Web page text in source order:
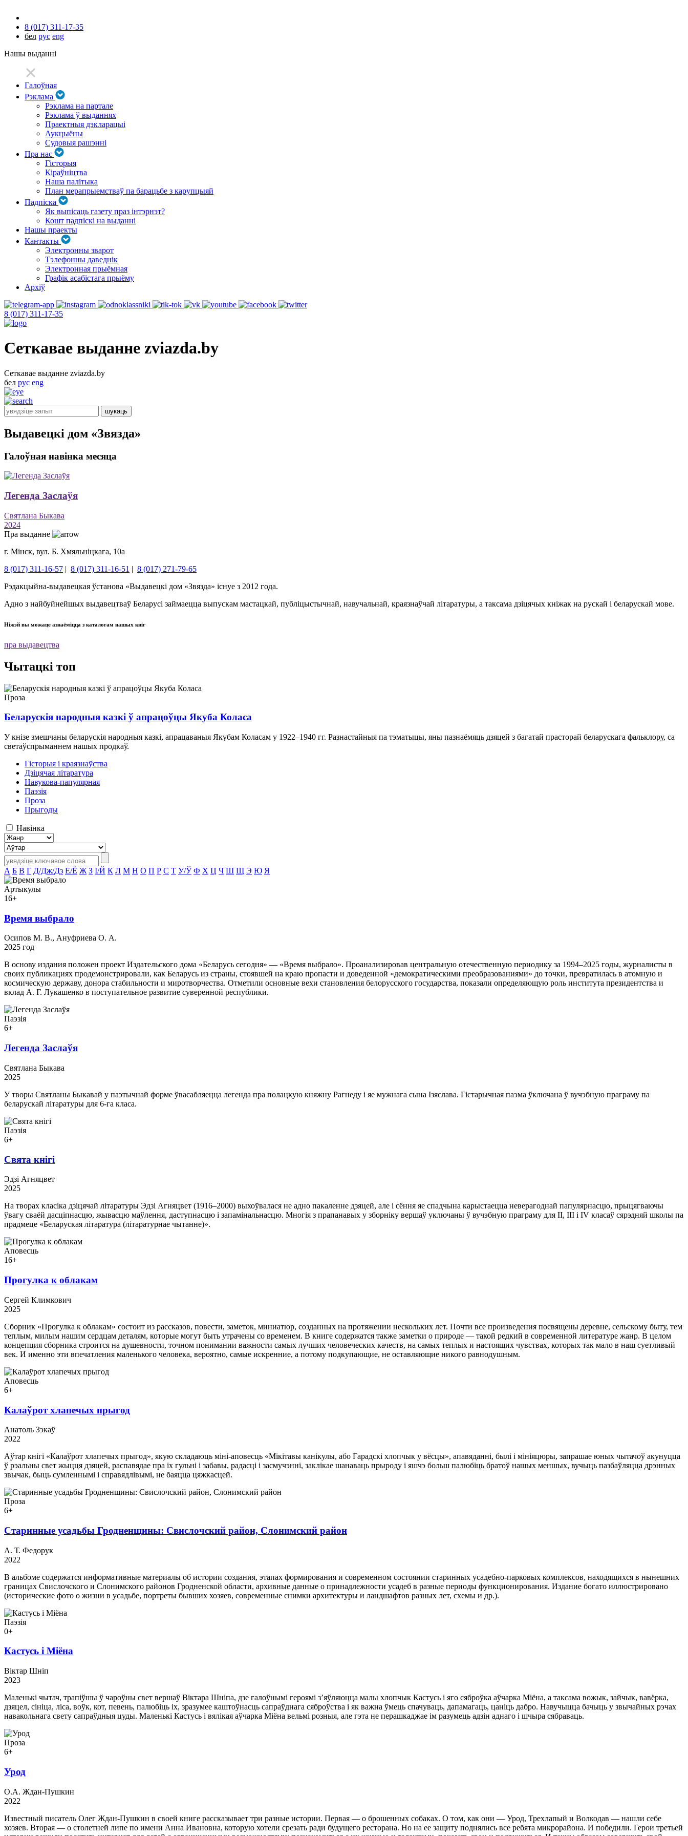
8 (017) 311-17-35
бел рус eng
Нашы выданні
Галоўная
Рэклама
Рэклама на партале
Рэклама ў выданнях
Праектныя дэкларацыі
Аукцыёны
Судовыя рашэнні
Пра нас
Гісторыя
Кіраўніцтва
Наша палітыка
План мерапрыемстваў па барацьбе з карупцыяй
Падпіска
Як выпісаць газету праз інтэрнэт?
Кошт падпіскі на выданні
Нашы праекты
Кантакты
Электронны зварот
Тэлефонны даведнік
Электронная прыёмная
Графік асабістага прыёму
Архіў
8 (017) 311-17-35
Сеткавае выданне zviazda.by
Сеткавае выданне zviazda.by
бел рус eng
Выдавецкі дом «Звязда»
Галоўная навінка месяца
Легенда Заслаўя
Святлана Быкава
2024
Пра выданне
г. Мінск, вул. Б. Хмяльніцкага, 10а
8 (017) 311-16-57 | 8 (017) 311-16-51 | 8 (017) 271-79-65
Рэдакцыйна-выдавецкая ўстанова «Выдавецкі дом «Звязда» існуе з 2012 года.
Адно з найбуйнейшых выдавецтваў Беларусі займаецца выпускам мастацкай, публіцыстычнай, навучальнай, краязнаўчай літаратуры, а таксама дзіцячых кніжак на рускай і беларускай мове.
Ніжэй вы можаце азнаёміцца ​​з каталогам нашых кніг
пра выдавецтва
Чытацкі топ
Проза
Беларускія народныя казкі ў апрацоўцы Якуба Коласа
У кнізе змешчаны беларускія народныя казкі, апрацаваныя Якубам Коласам у 1922–1940 гг. Разнастайныя па тэматыцы, яны пазнаёмяць дзяцей з багатай прасторай беларускага фальклору, са
светаўспрыманнем нашых продкаў.
Гісторыя і краязнаўства
Дзіцячая літаратура
Навукова-папулярная
Паэзія
Проза
Прыгоды
Навінка
А Б В Г Д/Дж/Дз Е/Ё Ж З І/Й К Л М Н О П Р С Т У/Ў Ф Х Ц Ч Ш Щ Э Ю Я
Артыкулы
16+
Время выбрало
Осипов М. В., Ануфриева О. А.
2025 год
В основу издания положен проект Издательского дома «Беларусь сегодня» — «Время выбрало». Проанализировав центральную отечественную периодику за 1994–2025 годы, журналисты в
своих публикациях продемонстрировали, как Беларусь из страны, стоявшей на краю пропасти и доведенной «демократическими преобразованиями» до точки, превратилась в атомную и
космическую державу, донора стабильности и миротворчества. Отметили основные вехи становления белорусского государства, показали определяющую роль института президентства и
вклад А. Г. Лукашенко в поступательное развитие суверенной республики.
Паэзія
6+
Легенда Заслаўя
Святлана Быкава
2025
У творы Святланы Быкавай у паэтычнай форме ўвасабляецца легенда пра полацкую княжну Рагнеду і яе мужнага сына Ізяслава. Гістарычная паэма ўключана ў вучэбную праграму па
беларускай літаратуры для 6-га класа.
Паэзія
6+
Свята кнігі
Эдзі Агняцвет
2025
На творах класіка дзіцячай літаратуры Эдзі Агняцвет (1916–2000) выхоўвалася не адно пакаленне дзяцей, але і сёння яе спадчына карыстаецца неверагоднай папулярнасцю, прыцягваючы
ўвагу сваёй дасціпнасцю, жывасцю маўлення, даступнасцю і запамінальнасцю. Многія з прапанавых у зборніку вершаў уключаны ў вучэбную праграму для II, III і IV класаў сярэдняй школы па
прадмеце «Беларуская літаратура (літаратурнае чытанне)».
Аповесць
16+
Прогулка к облакам
Сергей Климкович
2025
Сборник «Прогулка к облакам» состоит из рассказов, повести, заметок, миниатюр, созданных на протяжении нескольких лет. Почти все произведения посвящены деревне, сельскому быту, тем
теплым, милым нашим сердцам деталям, которые могут быть утрачены со временем. В книге содержатся также заметки о природе — такой редкий в современной литературе жанр. В целом
концепция сборника строится на душевности, точном понимании важности самых лучших человеческих качеств, на самых теплых и настоящих чувствах, которых так мало в наш суетливый
век. И именно эти впечатления маленького человека, вероятно, самые искренние, а потому подкупающие, не оставляющие никого равнодушным.
Аповесць
6+
Калаўрот хлапечых прыгод
Анатоль Зэкаў
2022
Аўтар кнігі «Калаўрот хлапечых прыгод», якую складаюць міні-аповесць «Мікітавы канікулы, або Гарадскі хлопчык у вёсцы», апавяданні, былі і мініяцюры, запрашае юных чытачоў акунуцца
ў рэальны свет жыцця дзяцей, распавядае пра іх гульні і забавы, радасці і засмучэнні, заклікае шанаваць прыроду і яшчэ больш палюбіць братоў нашых меншых, вучыць пазбаўляцца дрэнных
звычак, быць сумленнымі і справядлівымі, не баяцца цяжкасцей.
Проза
6+
Старинные усадьбы Гродненщины: Свислочский район, Слонимский район
А. Т. Федорук
2022
В альбоме содержатся информативные материалы об истории создания, этапах формирования и современном состоянии старинных усадебно-парковых комплексов, находящихся в нынешних
границах Свислочского и Слонимского районов Гродненской области, архивные данные о принадлежности усадеб в разные периоды функционирования. Издание богато иллюстрировано
(исторические фото о жизни в усадьбе, портреты бывших хозяев, современные снимки архитектуры и ландшафтов разных лет, схемы и др.).
Паэзія
0+
Кастусь і Міёна
Віктар Шніп
2023
Маленькі чытач, трапіўшы ў чароўны свет вершаў Віктара Шніпа, дзе галоўнымі героямі з’яўляюцца малы хлопчык Кастусь і яго сяброўка аўчарка Міёна, а таксама вожык, зайчык, вавёрка,
дзяцел, сініца, ліса, воўк, кот, певень, палюбіць іх, зразумее каштоўнасць сапраўднага сяброўства і як важна ўмець спачуваць, дапамагаць, цаніць дабро. Навучыцца бачыць у звычайных рэчах
навакольнага свету сапраўдныя цуды. Маленькі Кастусь і вялікая аўчарка Міёна вельмі розныя, але гэта не перашкаджае ім разумець адзін аднаго і шчыра сябраваць.
Проза
6+
Урод
О.А. Ждан-Пушкин
2022
Известный писатель Олег Ждан-Пушкин в своей книге рассказывает три разные истории. Первая — о брошенных собаках. О том, как они — Урод, Трехлапый и Волкодав — нашли себе
хозяев. Вторая — о столетней липе по имени Анна Ивановна, которую хотели срезать ради будущего ресторана. Но на ее защиту поднялись все ребята микрорайона. И победили. Герои третьей